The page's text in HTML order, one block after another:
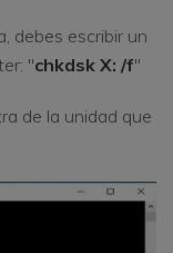
debes escribir un
"chkdsk X: /f"
de la unidad que